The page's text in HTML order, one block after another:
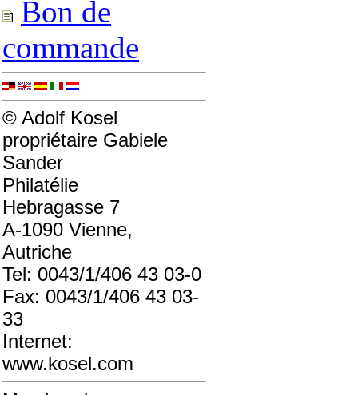
Bon de
commande
© Adolf Kosel
propriétaire Gabiele
Sander
Philatélie
Hebragasse 7
A-1090 Vienne,
Autriche
Tel: 0043/1/406 43 03-0
Fax: 0043/1/406 43 03-
33
Internet:
www.kosel.com